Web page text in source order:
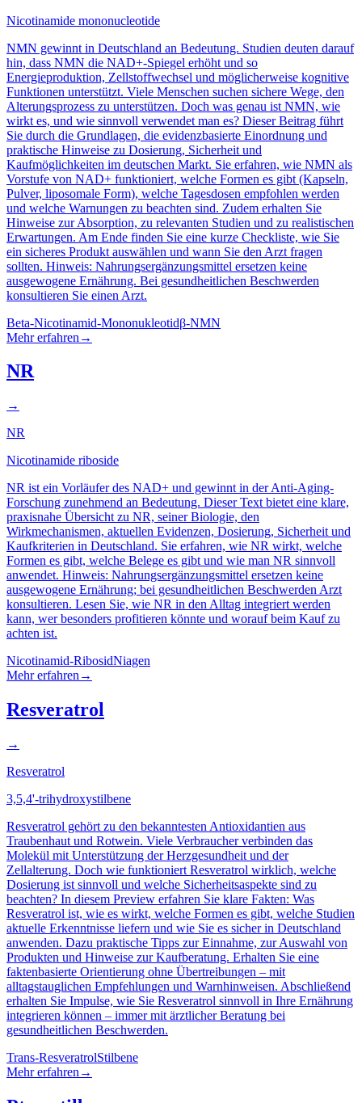
Nicotinamide mononucleotide
NMN gewinnt in Deutschland an Bedeutung. Studien deuten darauf
hin, dass NMN die NAD+-Spiegel erhöht und so
Energieproduktion, Zellstoffwechsel und möglicherweise kognitive
Funktionen unterstützt. Viele Menschen suchen sichere Wege, den
Alterungsprozess zu unterstützen. Doch was genau ist NMN, wie
wirkt es, und wie sinnvoll verwendet man es? Dieser Beitrag führt
Sie durch die Grundlagen, die evidenzbasierte Einordnung und
praktische Hinweise zu Dosierung, Sicherheit und
Kaufmöglichkeiten im deutschen Markt. Sie erfahren, wie NMN als
Vorstufe von NAD+ funktioniert, welche Formen es gibt (Kapseln,
Pulver, liposomale Form), welche Tagesdosen empfohlen werden
und welche Warnungen zu beachten sind. Zudem erhalten Sie
Hinweise zur Absorption, zu relevanten Studien und zu realistischen
Erwartungen. Am Ende finden Sie eine kurze Checkliste, wie Sie
ein sicheres Produkt auswählen und wann Sie den Arzt fragen
sollten. Hinweis: Nahrungsergänzungsmittel ersetzen keine
ausgewogene Ernährung. Bei gesundheitlichen Beschwerden
konsultieren Sie einen Arzt.
Beta-Nicotinamid-Mononukleotidβ-NMN
Mehr erfahren →
NR
→
NR
Nicotinamide riboside
NR ist ein Vorläufer des NAD+ und gewinnt in der Anti-Aging-
Forschung zunehmend an Bedeutung. Dieser Text bietet eine klare,
praxisnahe Übersicht zu NR, seiner Biologie, den
Wirkmechanismen, aktuellen Evidenzen, Dosierung, Sicherheit und
Kaufkriterien in Deutschland. Sie erfahren, wie NR wirkt, welche
Formen es gibt, welche Belege es gibt und wie man NR sinnvoll
anwendet. Hinweis: Nahrungsergänzungsmittel ersetzen keine
ausgewogene Ernährung; bei gesundheitlichen Beschwerden Arzt
konsultieren. Lesen Sie, wie NR in den Alltag integriert werden
kann, wer besonders profitieren könnte und worauf beim Kauf zu
achten ist.
Nicotinamid-RibosidNiagen
Mehr erfahren →
Resveratrol
→
Resveratrol
3,5,4'-trihydroxystilbene
Resveratrol gehört zu den bekanntesten Antioxidantien aus
Traubenhaut und Rotwein. Viele Verbraucher verbinden das
Molekül mit Unterstützung der Herzgesundheit und der
Zellalterung. Doch wie funktioniert Resveratrol wirklich, welche
Dosierung ist sinnvoll und welche Sicherheitsaspekte sind zu
beachten? In diesem Preview erfahren Sie klare Fakten: Was
Resveratrol ist, wie es wirkt, welche Formen es gibt, welche Studien
aktuelle Erkenntnisse liefern und wie Sie es sicher in Deutschland
anwenden. Dazu praktische Tipps zur Einnahme, zur Auswahl von
Produkten und Hinweise zur Kaufberatung. Erhalten Sie eine
faktenbasierte Orientierung ohne Übertreibungen – mit
alltagstauglichen Empfehlungen und Warnhinweisen. Abschließend
erhalten Sie Impulse, wie Sie Resveratrol sinnvoll in Ihre Ernährung
integrieren können – immer mit ärztlicher Beratung bei
gesundheitlichen Beschwerden.
Trans-ResveratrolStilbene
Mehr erfahren →